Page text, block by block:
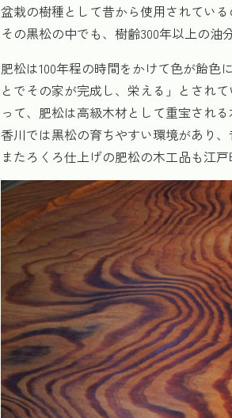
盆栽の樹種として昔から使用されている
その黒松の中でも、樹齢300年以上の油
肥松は100年程の時間をかけて色が飴色
とでその家が完成し、栄える」とされ
って、肥松は高級木材として重宝される
香川では黒松の育ちやすい環境があり
またろくろ仕上げの肥松の木工品も江